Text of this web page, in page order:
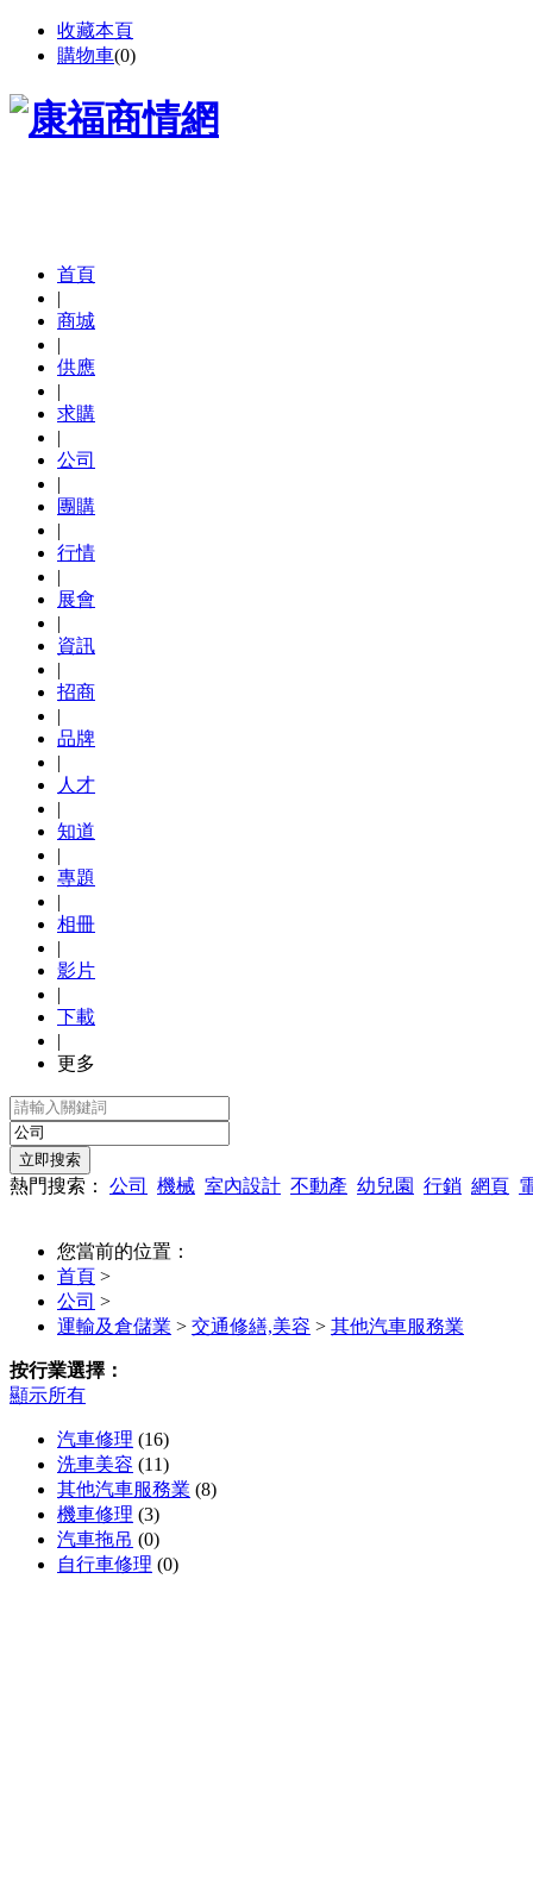
收藏本頁
購物車(0)
首頁
|
商城
|
供應
|
求購
|
公司
|
團購
|
行情
|
展會
|
資訊
|
招商
|
品牌
|
人才
|
知道
|
專題
|
相冊
|
影片
|
下載
|
更多
熱門搜索： 公司 機械 室內設計 不動產 幼兒園 行銷 網頁
您當前的位置：
首頁 >
公司 >
運輸及倉儲業 > 交通修繕,美容 > 其他汽車服務業
按行業選擇：
顯示所有
汽車修理 (16)
洗車美容 (11)
其他汽車服務業 (8)
機車修理 (3)
汽車拖吊 (0)
自行車修理 (0)